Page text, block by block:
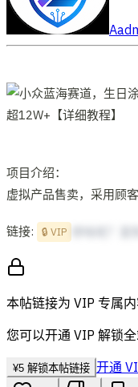
A
项目介绍：
虚拟产品售卖，采用顾
链接: 🔒 VIP
本帖链接为 VIP 专属
您可以开通 VIP 解锁
¥5 解锁本帖链接 开通